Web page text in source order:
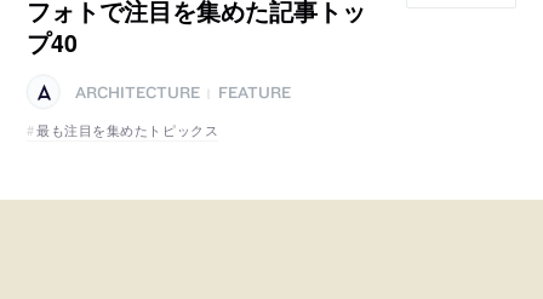
フォトで注目を集めた記事トッ
プ40
ARCHITECTURE
FEATURE
最も注目を集めたトピックス